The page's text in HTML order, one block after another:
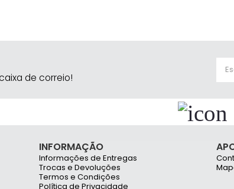
Esferográfica BIC Cristal Soft
BallPoint Vermelho 1,2mm 50un
13,84 €c/iva
Esferográfica
Especial 2